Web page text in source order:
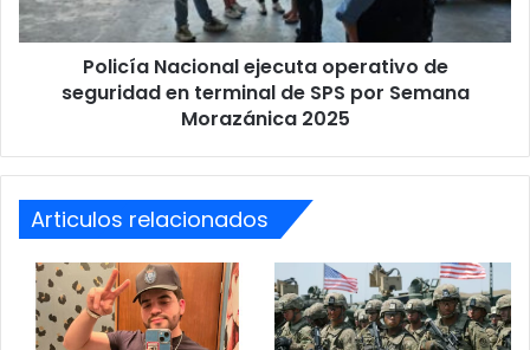
terminal
de
2025
Policía Nacional ejecuta operativo de
seguridad en terminal de SPS por Semana
Morazánica 2025
Articulos relacionados